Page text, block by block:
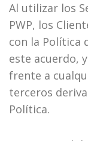
Al utilizar los
PWP, los
con la Política
este acuerdo,
frente a
terceros
Política.